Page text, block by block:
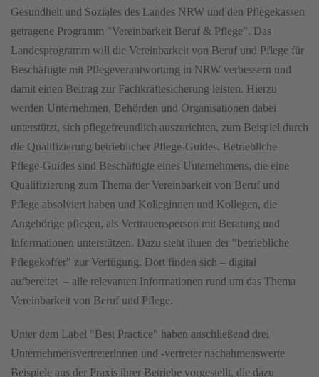
Gesundheit und Soziales des Landes NRW und den Pflegekassen
getragene Programm "Vereinbarkeit Beruf & Pflege". Das
Landesprogramm will die Vereinbarkeit von Beruf und Pflege für
Beschäftigte mit Pflegeverantwortung in NRW verbessern und
damit einen Beitrag zur Fachkräftesicherung leisten. Hierzu
werden Unternehmen, Behörden und Organisationen dabei
unterstützt, sich pflegefreundlich auszurichten, zum Beispiel durch
die Qualifizierung betrieblicher Pflege-Guides. Betriebliche
Pflege-Guides sind Beschäftigte eines Unternehmens, die eine
Qualifizierung zum Thema der Vereinbarkeit von Beruf und
Pflege absolviert haben und Kolleginnen und Kollegen, die
Angehörige pflegen, als Vertrauensperson mit Beratung und
Informationen unterstützen. Dazu steht ihnen der "betriebliche
Pflegekoffer" zur Verfügung. Dort finden sich – digital
aufbereitet – alle relevanten Informationen rund um das Thema
Vereinbarkeit von Beruf und Pflege.
Unter dem Label "Best Practice" haben anschließend drei
Unternehmensvertreterinnen und -vertreter nachahmenswerte
Beispiele aus der Praxis ihrer Betriebe vorgestellt, die dazu